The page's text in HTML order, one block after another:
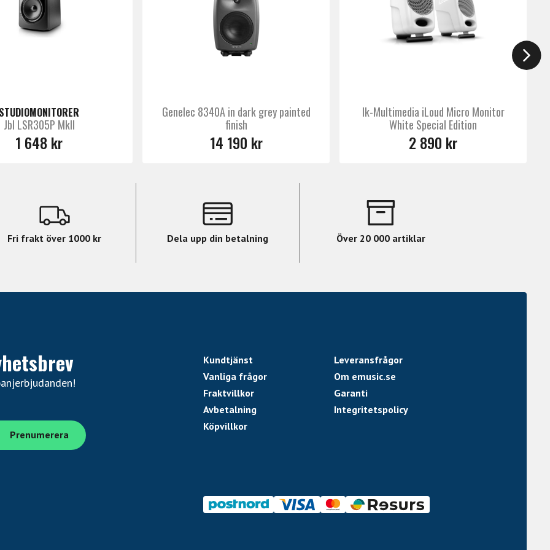
direkt i monitorn. Med denna kalibrering kan du analysera och kompensera för rummets
i varje projekt.
för streaming eller masterar film, ger iLoud Precision 6 MKII dig ett verktyg att lita på – varje
X
X
https://www.youtube.com/watch?v=UMW_GxLRXBw
STUDIOMONITORER
Jbl LSR305P MkII
1 648 kr
Genelec 8340A in dark grey painted
finish
14 190 kr
Ik-Multimedia iLoud Micro Monitor
White Special Edition
2 890 kr
Fri frakt över 1000 kr Dela upp din betalning Över 20 000 artiklar
Kundtjänst
Leveransfrågor
Vanliga frågor
Om emusic.se
Fraktvillkor
Garanti
Avbetalning
Integritetspolicy
Köpvillkor